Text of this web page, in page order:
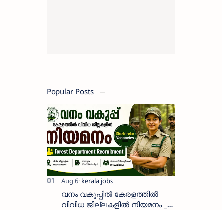
Popular Posts
വനം വകുപ്പിൽ കേരളത്തിൽ
വിവിധ ജില്ലകളിൽ നിയമനം _